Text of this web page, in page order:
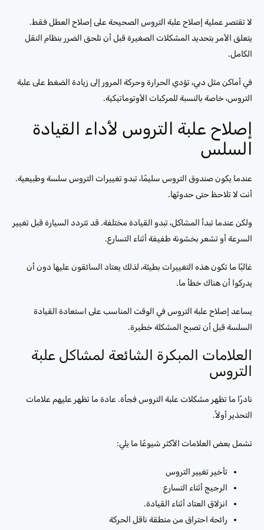
لا تقتصر عملية إصلاح علبة التروس الصحيحة على إصلاح العطل فقط.
يتعلق الأمر بتحديد المشكلات الصغيرة قبل أن تلحق الضرر بنظام النقل
الكامل.
في أماكن مثل دبي، تؤدي الحرارة وحركة المرور إلى زيادة الضغط على علبة
التروس، خاصة بالنسبة للمركبات الأوتوماتيكية.
إصلاح علبة التروس لأداء القيادة
السلس
عندما يكون صندوق التروس سليمًا، تبدو تغييرات التروس سلسة وطبيعية.
أنت لا تلاحظ حتى حدوثها.
ولكن عندما تبدأ المشاكل، تبدو القيادة مختلفة. قد تتردد السيارة قبل تغيير
السرعة أو تشعر بخشونة طفيفة أثناء التسارع.
غالبًا ما تكون هذه التغييرات بطيئة، لذلك يعتاد السائقون عليها دون أن
يدركوا أن هناك خطأ ما.
يساعد إصلاح علبة التروس في الوقت المناسب على استعادة القيادة
السلسة قبل أن تصبح المشكلة خطيرة.
العلامات المبكرة الشائعة لمشاكل علبة
التروس
نادرًا ما تظهر مشكلات علبة التروس فجأة. عادة ما تظهر عليهم علامات
التحذير أولاً.
تشمل بعض العلامات الأكثر شيوعًا ما يلي:
تأخير تغيير التروس
الرجيج أثناء التسارع
انزلاق العتاد أثناء القيادة.
رائحة احتراق من منطقة ناقل الحركة